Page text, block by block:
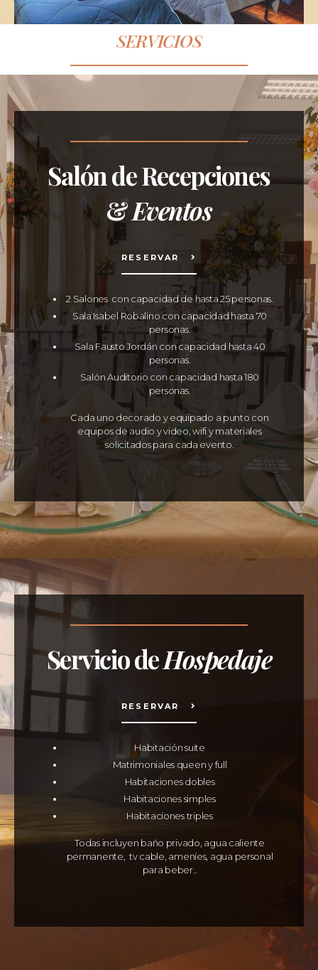
SERVICIOS
Salón de Recepciones
&Eventos
RESERVAR
2 Salones con capacidad de hasta 25 personas.
Sala Isabel Robalino con capacidad hasta 70
personas.
Sala Fausto Jordán con capacidad hasta 40
personas.
Salón Auditorio con capacidad hasta 180
personas.
Cada uno decorado y equipado a punto con
equipos de audio y video, wifi y materiales
solicitados para cada evento.
Servicio deHospedaje
RESERVAR
Habitación suite
Matrimoniales queen y full
Habitaciones dobles
Habitaciones simples
Habitaciones triples
Todas incluyen baño privado, agua caliente
permanente, tv cable, ameníes, agua personal
para beber..